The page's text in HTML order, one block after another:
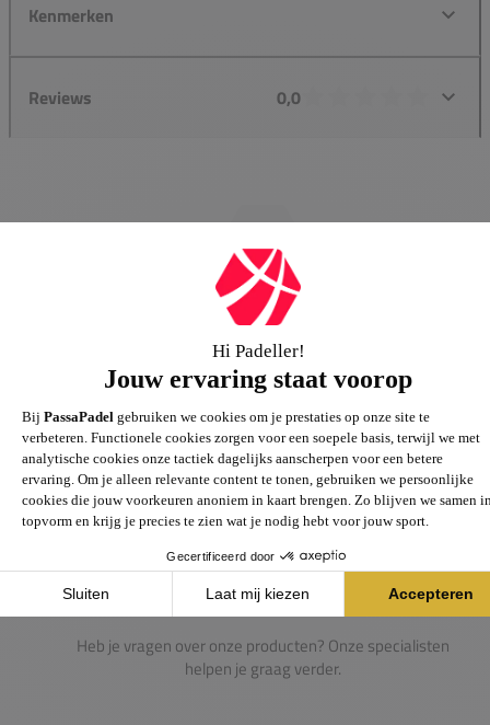
Kenmerken
Reviews 0,0
Groot assortiment
Gigantisch assortiment met meer dan 21.000+
artikelen
Passie voor de sport
Heb je vragen over onze producten? Onze specialisten
helpen je graag verder.